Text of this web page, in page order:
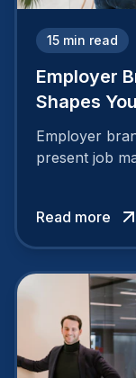
15 min read
Employer
Shapes
Employer
present job
Read more